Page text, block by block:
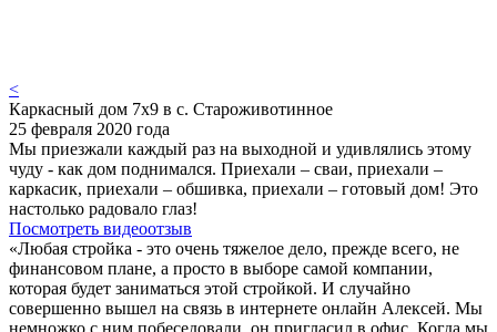
<
Каркасный дом 7х9 в с. Староживотинное
25 февраля 2020 года
Мы приезжали каждый раз на выходной и удивлялись этому
чуду - как дом поднимался. Приехали – сваи, приехали –
каркасик, приехали – обшивка, приехали – готовый дом! Это
настолько радовало глаз!
Посмотреть видеоотзыв
«Любая стройка - это очень тяжелое дело, прежде всего, не
финансовом плане, а просто в выборе самой компании,
которая будет заниматься этой стройкой. И случайно
совершенно вышел на связь в интернете онлайн Алексей. Мы
немножко с ним побеседовали, он пригласил в офис. Когда мы